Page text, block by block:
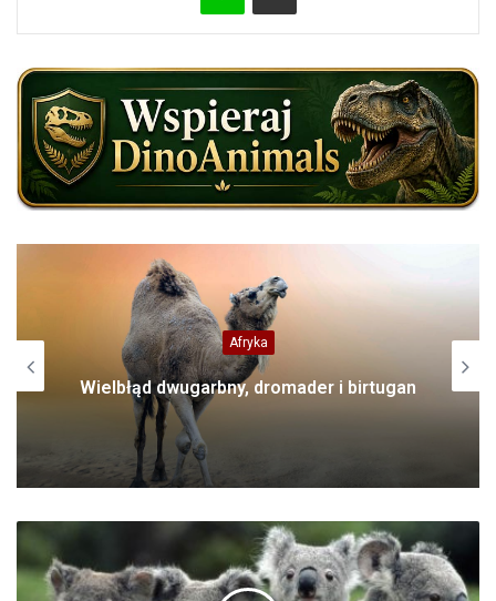
Domowe
Kot Ragamuffin – „obdartus” i
„włóczęga”